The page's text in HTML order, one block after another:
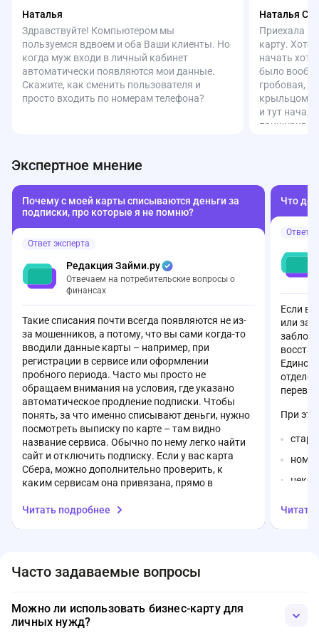
Наталья
Здравствуйте! Компьютером мы
пользуемся вдвоем и оба Ваши клиенты. Но
когда муж входи в личный кабинет
автоматически появляются мои данные.
Скажите, как сменить пользователя и
просто входить по номерам телефона?
Наталья
Приехала в
карту.
начать
было
гробовая,
крыльцом.
и тут
людей
то, закон
такие
с таким
чувством
банке мне
Экспертное мнение
Почему с моей карты списываются деньги за
подписки, про которые я не помню?
Ответ эксперта
Редакция Займи.ру
Отвечаем на потребительские вопросы о
финансах
Такие списания почти всегда появляются не из-
за мошенников, а потому, что вы сами когда-то
вводили данные карты – например, при
регистрации в сервисе или оформлении
пробного периода. Часто мы просто не
обращаем внимания на условия, где указано
автоматическое продление подписки. Чтобы
понять, за что именно списывают деньги, нужно
посмотреть выписку по карте – там видно
название сервиса. Обычно по нему легко найти
сайт и отключить подписку. Если у вас карта
Сбера, можно дополнительно проверить, к
каким сервисам она привязана, прямо в
перевыпускать карту стоит только в крайнем
Читать подробнее
Что
Ответ
Если
или
При
срок
Читать
Часто задаваемые вопросы
Можно ли использовать бизнес-карту для
личных нужд?